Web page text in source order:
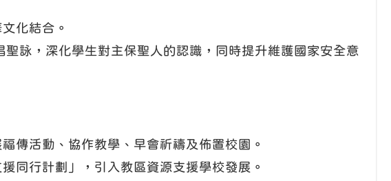
化結合。
詠，深化學生對主保聖人的認識，同時提升維護國家安全意
傳活動、協作教學、早會祈禱及佈置校園。
同行計劃」，引入教區資源支援學校發展。